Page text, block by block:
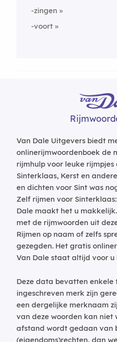
-zingen
-voort
Van Dale Uitgevers biedt
onlinerijmwoordenboek de
rijmhulp voor leuke
Sinterklaas, Kerst en
en dichten voor Sint was
Zelf rijmen voor
Dale maakt het u
met de rijmwoorden uit
Rijmen op naam of zelfs
gezegden. Het gratis
Van Dale staat altijd voor u
Deze data bevatten enkele
ingeschreven merk zijn
een dergelijke merknaam
van deze woorden kan
afstand wordt gedaan van
(eigendoms)rechten, dan